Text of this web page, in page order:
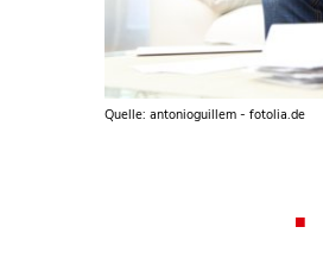
Quelle: antonioguillem - fotolia.de